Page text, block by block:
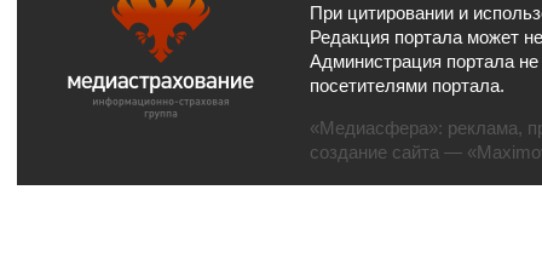
При цитировании и
Редакция портала может
Администрация портала
посетителями портала.
«Медиасфера»: реклама,
создание сайта —